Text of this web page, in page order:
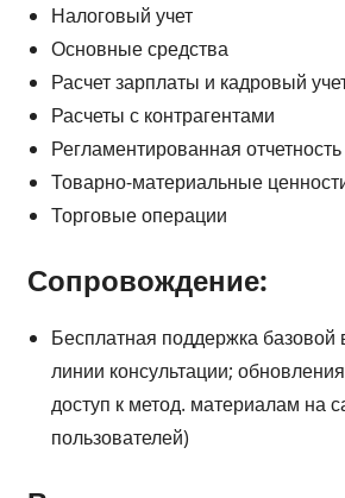
Налоговый учет
Основные средства
Расчет зарплаты и кадровый
Расчеты с контрагентами
Регламентированная отчетность
Товарно-материальные
Торговые операции
Сопровождение:
Бесплатная поддержка базовой
линии консультации;
доступ к метод. материалам на
пользователей)